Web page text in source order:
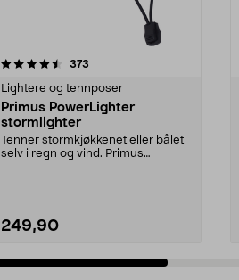
373
Lightere og tennposer
Primus PowerLighter
stormlighter
Tenner stormkjøkkenet eller bålet
selv i regn og vind. Primus
249,90
4.5 av 5 stjerner